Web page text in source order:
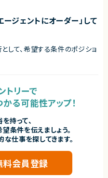
たはそれに準ずる役割の経験
ルへの継続的な関与）
仕様設計の経験
質に責任を持った経験
・推進できる姿勢
ジェントにオーダー」して
して、希望する条件のポジショ
トリーで
る可能性アップ！
持って、
条件を伝えましょう。
仕事を探してきます。
料会員登録